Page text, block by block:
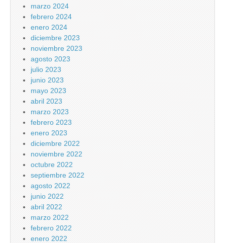
marzo 2024
febrero 2024
enero 2024
diciembre 2023
noviembre 2023
agosto 2023
julio 2023
junio 2023
mayo 2023
abril 2023
marzo 2023
febrero 2023
enero 2023
diciembre 2022
noviembre 2022
octubre 2022
septiembre 2022
agosto 2022
junio 2022
abril 2022
marzo 2022
febrero 2022
enero 2022